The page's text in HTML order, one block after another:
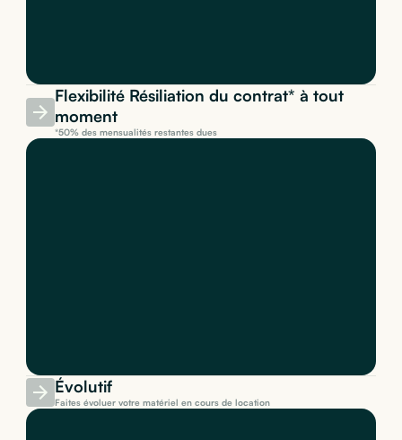
Flexibilité Résiliation du contrat* à tout
moment
*50% des mensualités restantes dues
Évolutif
Faites évoluer votre matériel en cours de location